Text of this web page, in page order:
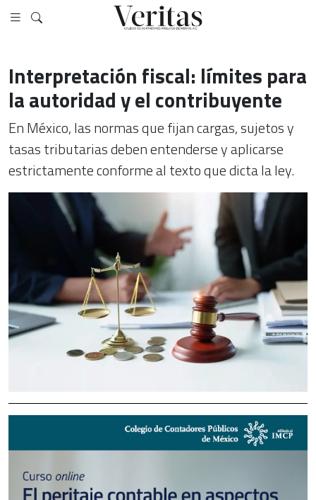
Interpretación fiscal: límites para
la autoridad y el contribuyente
En México, las normas que fijan cargas, sujetos y
tasas tributarias deben entenderse y aplicarse
estrictamente conforme al texto que dicta la ley.